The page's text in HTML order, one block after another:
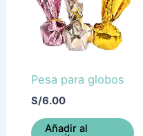
Pesa para globos
S/6.00
Añadir al